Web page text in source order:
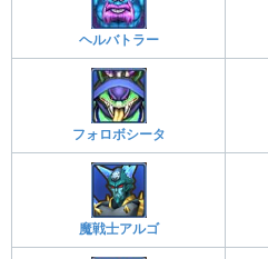
ヘルバトラー
フォロボシータ
魔戦士アルゴ